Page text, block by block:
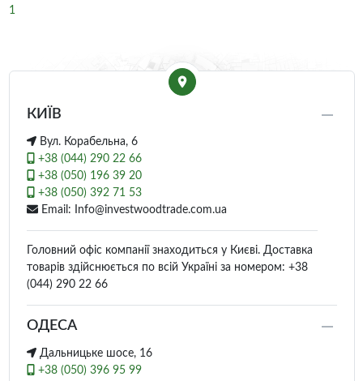
1
КИЇВ
Вул. Корабельна, 6
+38 (044) 290 22 66
+38 (050) 196 39 20
+38 (050) 392 71 53
Email: Info@investwoodtrade.com.ua
Головний офіс компанії знаходиться у Києві. Доставка
товарів здійснюється по всій Україні за номером: +38
(044) 290 22 66
ОДЕСА
Дальницьке шосе, 16
+38 (050) 396 95 99